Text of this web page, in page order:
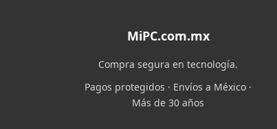
MiPC.com.mx
Compra segura en tecnología.
Pagos protegidos · Envíos a México ·
Más de 30 años